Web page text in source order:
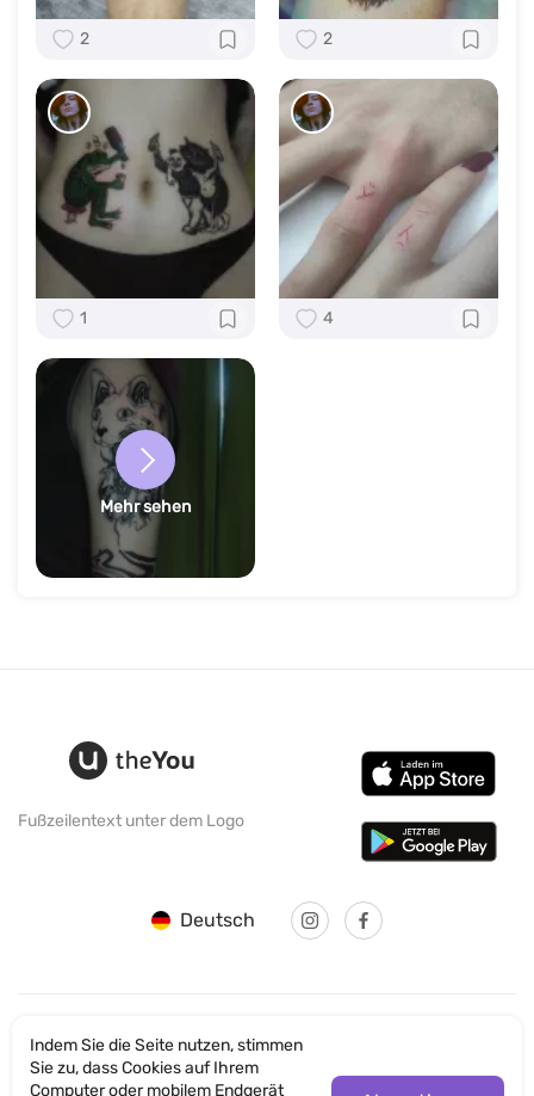
2 2
1 4
Mehr sehen
Fußzeilentext unter dem Logo
Deutsch
© SANTICUM INTERNATIONAL LTD
Indem Sie die Seite nutzen, stimmen
Sie zu, dass Cookies auf Ihrem
Computer oder mobilem Endgerät